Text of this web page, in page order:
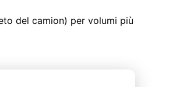
del camion) per volumi più